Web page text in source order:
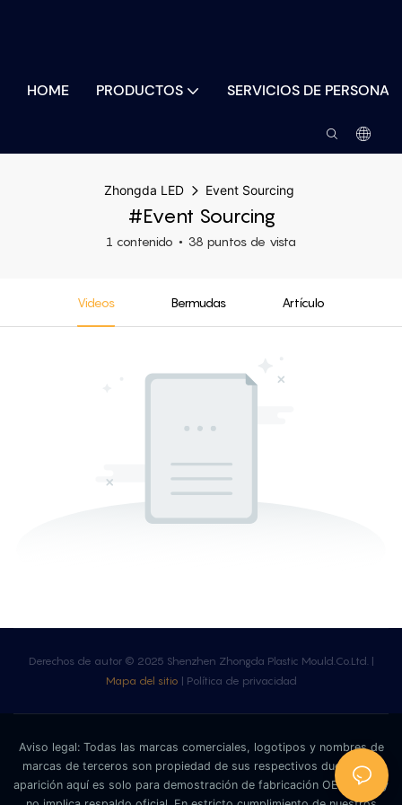
HOME PRODUCTOS SERVICIOS DE
Zhongda LED Event Sourcing
#Event Sourcing
1 contenido 38 puntos de vista
Videos Bermudas Artículo
Derechos de autor © 2025 Shenzhen Zhongda Plastic Mould.Co.Ltd. |
Mapa del sitio | Política de privacidad
Aviso legal: Todas las marcas comerciales, logotipos y nombres de
marcas de terceros son propiedad de sus respectivos dueños. Su
aparición aquí es solo para demostración de fabricación OEM/ODM y